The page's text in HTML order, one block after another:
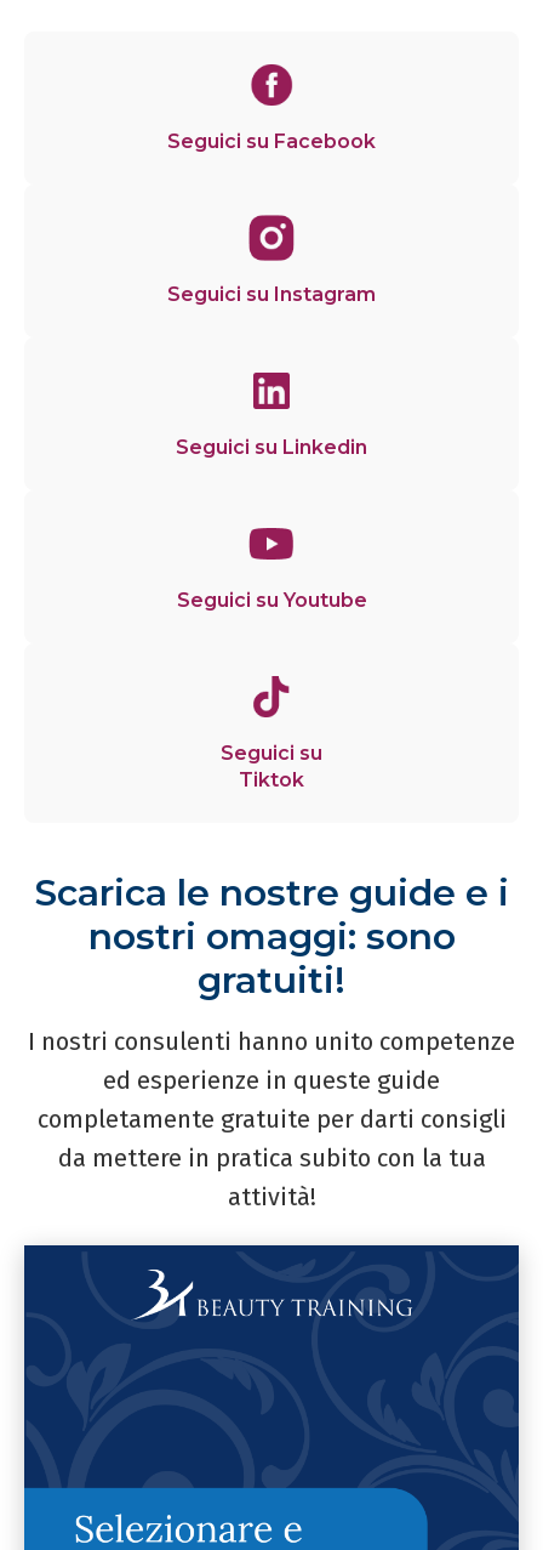
Seguici su Facebook
Seguici su Instagram
Seguici su Linkedin
Seguici su Youtube
Seguici su
Tiktok
Scarica le nostre guide e i
nostri omaggi: sono
gratuiti!
I nostri consulenti hanno unito competenze
ed esperienze in queste guide
completamente gratuite per darti consigli
da mettere in pratica subito con la tua
attività!